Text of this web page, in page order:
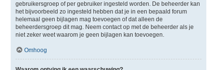
gebruikersgroep of per gebruiker ingesteld worden. De beheerder kan
het bijvoorbeeld zo ingesteld hebben dat je in een bepaald forum
helemaal geen bijlagen mag toevoegen of dat alleen de
beheerdersgroep dit mag. Neem contact op met de beheerder als je
niet zeker weet waarom je geen bijlagen kan toevoegen.
Omhoog